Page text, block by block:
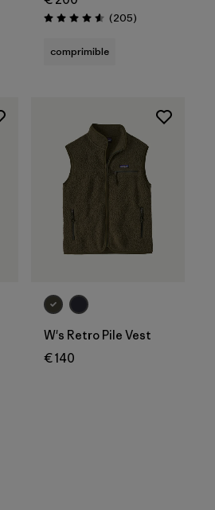
Puntuación: 4.6 / 5
(205Reseñas
)
comprimible
W's Retro Pile Vest
€ 140